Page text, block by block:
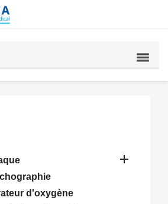

d'oxygène